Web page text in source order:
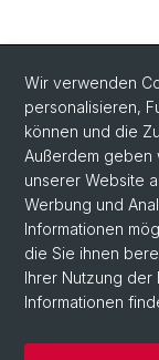
Wir verwenden
personalisieren,
können und die
Außerdem geben
unserer Website
Werbung und
Informationen
die Sie ihnen
Ihrer Nutzung der
Informationen